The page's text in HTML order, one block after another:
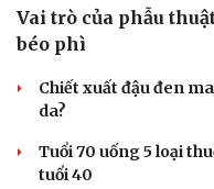
check-in
Vai trò của phẫu
béo phì
Chiết xuất đậu đen
da?
Tuổi 70 uống 5 loại
tuổi 40